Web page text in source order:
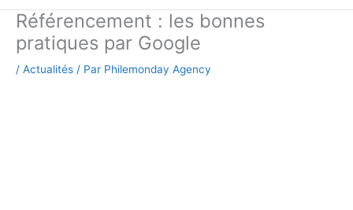
Référencement : les bonnes
pratiques par Google
/ Actualités / Par Philemonday Agency